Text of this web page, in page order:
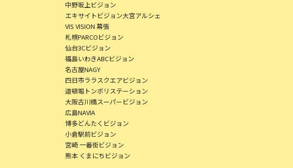
中野坂上ビジョン
エキサイトビジョン大宮アルシェ
VIS VISION 幕張
札幌PARCOビジョン
仙台3Cビジョン
福島いわきABCビジョン
名古屋NAGY
四日市ララスクエアビジョン
道頓堀トンボリステーション
大阪古川橋スーパービジョン
広島NAVIA
博多どんたくビジョン
小倉駅前ビジョン
宮崎 一番街ビジョン
熊本 くまにちビジョン